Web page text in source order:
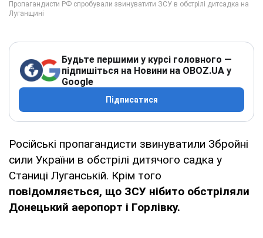
Будьте першими у курсі головного —
підпишіться на Новини на OBOZ.UA у
Google
Підписатися
Російські пропагандисти звинуватили Збройні
сили України в обстрілі дитячого садка у
Станиці Луганській. Крім того
повідомляється, що ЗСУ нібито обстріляли
Донецький аеропорт і Горлівку.